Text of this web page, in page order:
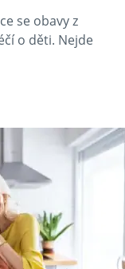
se obavy z
o děti. Nejde